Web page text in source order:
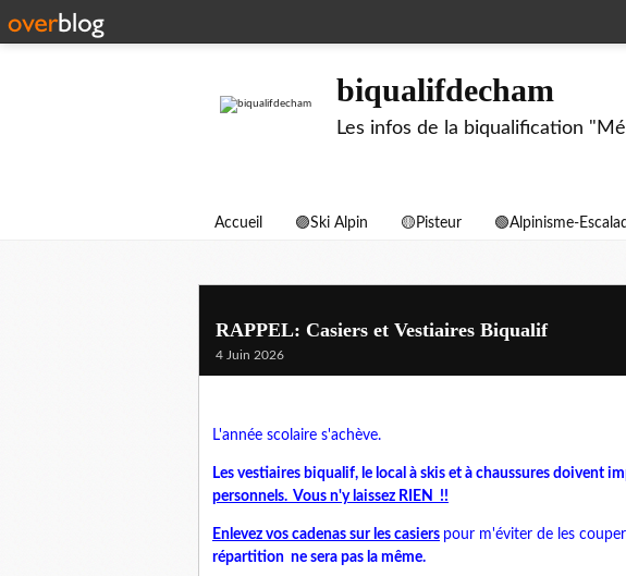
biqualifdecham
Les infos de la biqualification
Accueil 🟣Ski Alpin 🟡Pisteur 🟢Alpinisme-
RAPPEL: Casiers et Vestiaires Biqualif
4 Juin 2026
L'année scolaire s'achève.
Les vestiaires biqualif, le local à skis et à chaussures doivent
personnels. Vous n'y laissez RIEN !!
Enlevez vos cadenas sur les casiers pour m'éviter de les couper
répartition ne sera pas la même.